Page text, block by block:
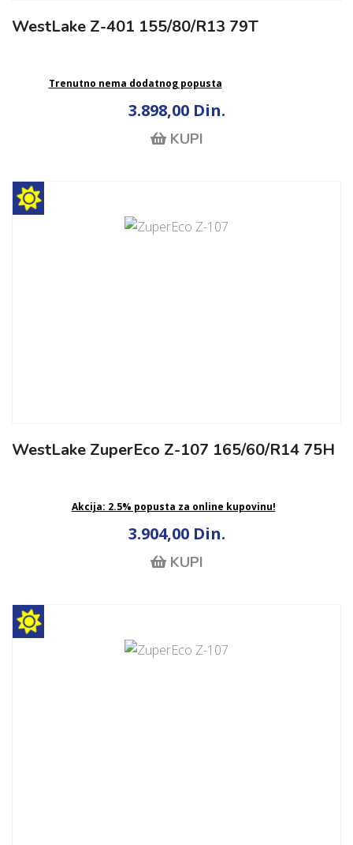
WestLake Z-401 155/80/R13 79T
Trenutno nema dodatnog popusta
3.898,00 Din.
KUPI
WestLake ZuperEco Z-107 165/60/R14 75H
Akcija: 2.5% popusta za online kupovinu!
3.904,00 Din.
KUPI